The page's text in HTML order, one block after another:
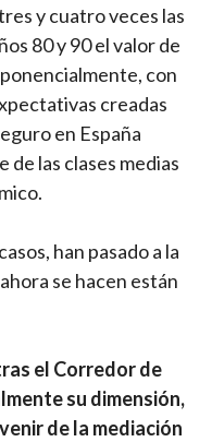
y cuatro veces las
80 y 90 el valor de
con
creadas
en España
de las clases medias
han pasado a la
se hacen están
el Corredor de
su dimensión,
de la mediación